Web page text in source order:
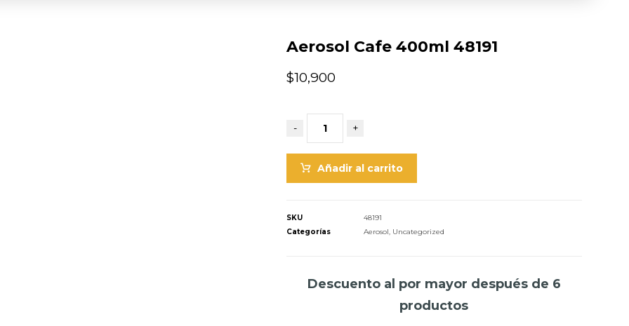
Aerosol Cafe 400ml 48191
$10,900
- +
Añadir al carrito
SKU
48191
Categorías
Aerosol, Uncategorized
Descuento al por mayor después de 6
productos